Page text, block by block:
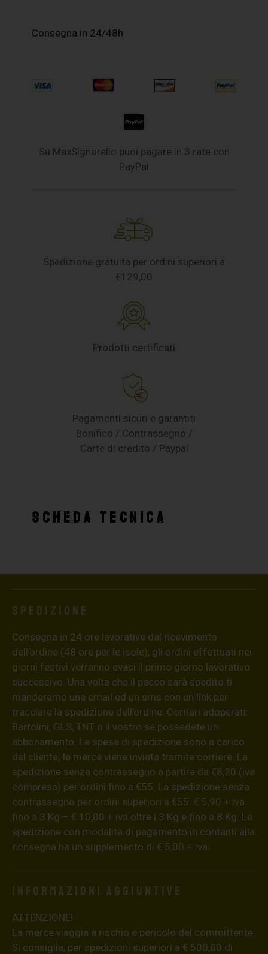
Consegna in 24/48h
Su MaxSignorello puoi pagare in 3 rate con
PayPal
Spedizione gratuita per ordini superiori a
€129,00
Prodotti certificati
Pagamenti sicuri e garantiti
Bonifico / Contrassegno /
Carte di credito / Paypal
SCHEDA TECNICA
Spedizione
Consegna in 24 ore lavorative dal ricevimento
dell’ordine (48 ore per le isole), gli ordini effettuati nei
giorni festivi verranno evasi il primo giorno lavorativo
successivo. Una volta che il pacco sarà spedito ti
manderemo una email ed un sms con un link per
tracciare la spedizione dell’ordine. Corrieri adoperati:
Bartolini, GLS, TNT o il vostro se possedete un
abbonamento. Le spese di spedizione sono a carico
del cliente; la merce viene inviata tramite corriere. La
spedizione senza contrassegno a partire da €8,20 (iva
compresa) per ordini fino a €55. La spedizione senza
contrassegno per ordini superiori a €55: € 5,90 + iva
fino a 3 Kg – € 10,00 + iva oltre i 3 Kg e fino a 8 Kg. La
spedizione con modalità di pagamento in contanti alla
consegna ha un supplemento di € 5,00 + iva.
Informazioni aggiuntive
ATTENZIONE!
La merce viaggia a rischio e pericolo del committente.
Si consiglia, per spedizioni superiori a € 500,00 di